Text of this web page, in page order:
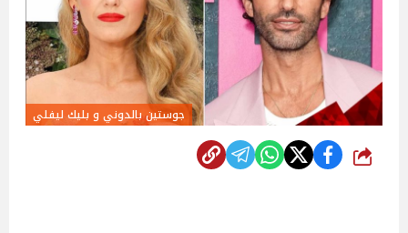
جوستين بالدوني و بليك ليفلي
شارك